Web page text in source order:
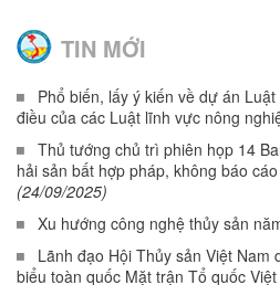
TIN MỚI
Phổ biến, lấy ý kiến về dự án
điều của các Luật lĩnh vực nông
Thủ tướng chủ trì phiên họp 14
hải sản bất hợp pháp, không báo
(24/09/2025)
Xu hướng công nghệ thủy sản
Lãnh đạo Hội Thủy sản Việt
biểu toàn quốc Mặt trận Tổ quốc